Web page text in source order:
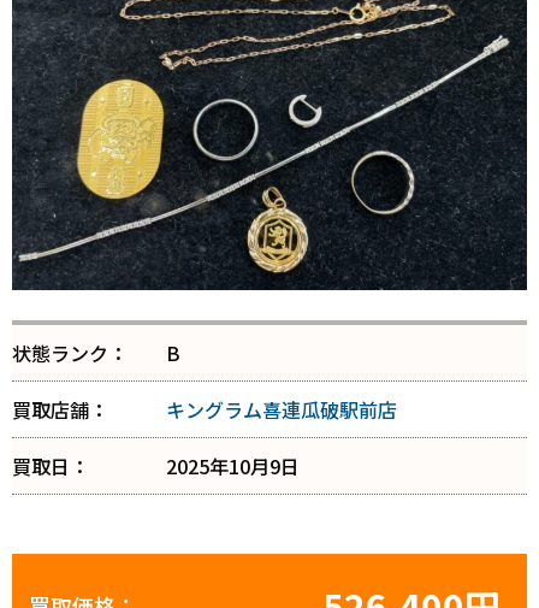
状態ランク：
B
買取店舗：
キングラム喜連瓜破駅前店
買取日：
2025年10月9日